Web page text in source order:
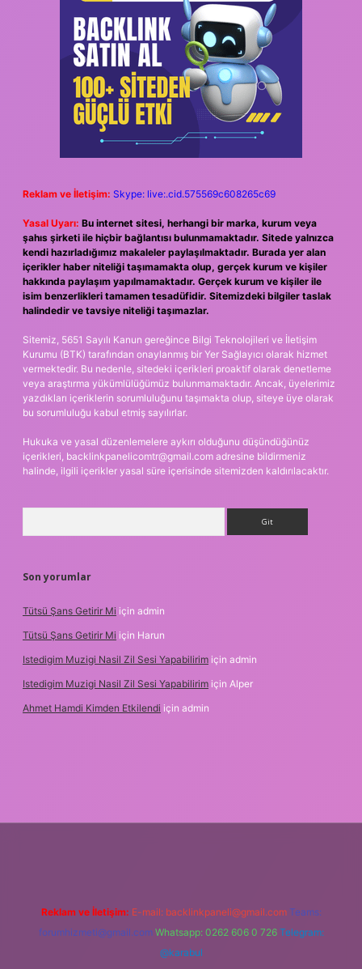
Reklam ve İletişim: Skype: live:.cid.575569c608265c69
Yasal Uyarı: Bu internet sitesi, herhangi bir marka, kurum veya
şahıs şirketi ile hiçbir bağlantısı bulunmamaktadır. Sitede yalnızca
kendi hazırladığımız makaleler paylaşılmaktadır. Burada yer alan
içerikler haber niteliği taşımamakta olup, gerçek kurum ve kişiler
hakkında paylaşım yapılmamaktadır. Gerçek kurum ve kişiler ile
isim benzerlikleri tamamen tesadüfidir. Sitemizdeki bilgiler taslak
halindedir ve tavsiye niteliği taşımazlar.
Sitemiz, 5651 Sayılı Kanun gereğince Bilgi Teknolojileri ve İletişim
Kurumu (BTK) tarafından onaylanmış bir Yer Sağlayıcı olarak hizmet
vermektedir. Bu nedenle, sitedeki içerikleri proaktif olarak denetleme
veya araştırma yükümlülüğümüz bulunmamaktadır. Ancak, üyelerimiz
yazdıkları içeriklerin sorumluluğunu taşımakta olup, siteye üye olarak
bu sorumluluğu kabul etmiş sayılırlar.
Hukuka ve yasal düzenlemelere aykırı olduğunu düşündüğünüz
içerikleri, backlinkpanelicomtr@gmail.com adresine bildirmeniz
halinde, ilgili içerikler yasal süre içerisinde sitemizden kaldırılacaktır.
Son yorumlar
Tütsü Şans Getirir Mi için admin
Tütsü Şans Getirir Mi için Harun
Istedigim Muzigi Nasil Zil Sesi Yapabilirim için admin
Istedigim Muzigi Nasil Zil Sesi Yapabilirim için Alper
Ahmet Hamdi Kimden Etkilendi için admin
Reklam ve İletişim: E-mail: backlinkpaneli@gmail.com Teams:
forumhizmeti@gmail.com Whatsapp: 0262 606 0 726 Telegram:
@karabul